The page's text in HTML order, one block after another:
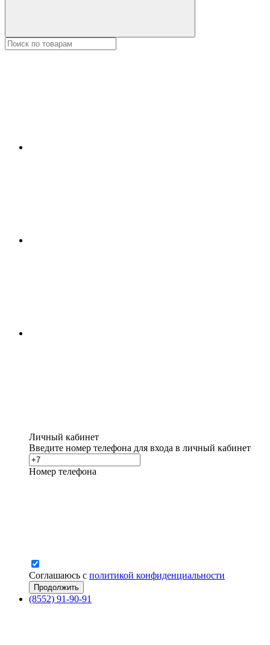
Личный кабинет
Введите номер телефона для входа в личный кабинет
Номер телефона
Соглашаюсь с политикой конфиденциальности
(8552) 91-90-91